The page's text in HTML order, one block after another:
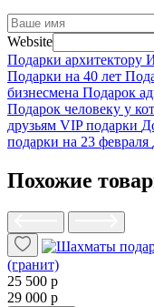
Website
Подарки архитектору
Подарки на 40 лет
бизнесмена Подарок
Подарок человеку у
друзьям VIP подарки
подарки на 23 февраля
Похожие
(гранит)
25 500 р
29 000 р